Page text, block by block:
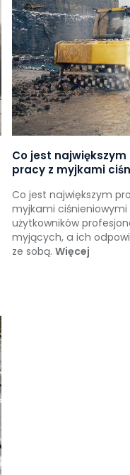
Co jest
pracy z myjkami
Co jest największym
myjkami
użytkowników
myjących, a ich
ze sobą. Więcej